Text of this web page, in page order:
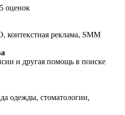
оценок
контекстная реклама, SMM
и другая помощь в поиске
одежды, стоматологии,